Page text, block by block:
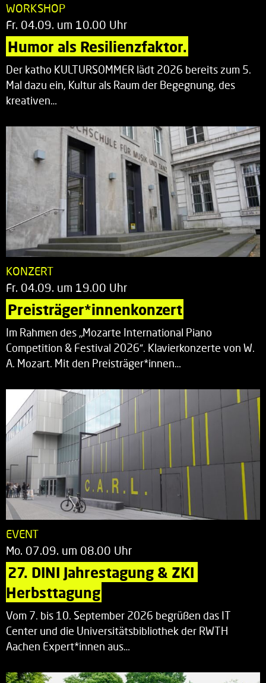
WORKSHOP
Fr. 04.09. um 10.00 Uhr
Humor als Resilienzfaktor.
Der katho KULTURSOMMER lädt 2026 bereits zum 5.
Mal dazu ein, Kultur als Raum der Begegnung, des
kreativen…
KONZERT
Fr. 04.09. um 19.00 Uhr
Preisträger*innenkonzert
Im Rahmen des „Mozarte International Piano
Competition & Festival 2026“. Klavierkonzerte von W.
A. Mozart. Mit den Preisträger*innen…
EVENT
Mo. 07.09. um 08.00 Uhr
27. DINI Jahrestagung & ZKI
Herbsttagung
Vom 7. bis 10. September 2026 begrüßen das IT
Center und die Universitätsbibliothek der RWTH
Aachen Expert*innen aus…